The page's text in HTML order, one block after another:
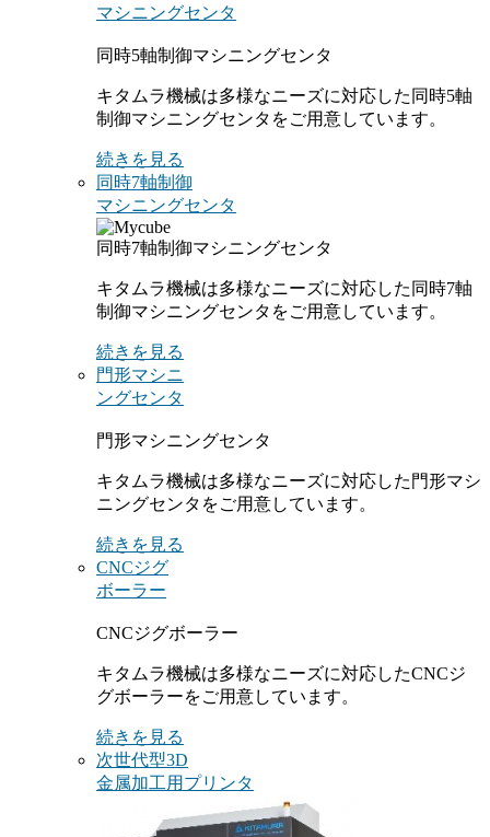
マシニングセンタ
同時5軸制御マシニングセンタ
キタムラ機械は多様なニーズに対応した同時5軸
制御マシニングセンタをご用意しています。
続きを見る
同時7軸制御
マシニングセンタ
同時7軸制御マシニングセンタ
キタムラ機械は多様なニーズに対応した同時7軸
制御マシニングセンタをご用意しています。
続きを見る
門形マシニ
ングセンタ
門形マシニングセンタ
キタムラ機械は多様なニーズに対応した門形マシ
ニングセンタをご用意しています。
続きを見る
CNCジグ
ボーラー
CNCジグボーラー
キタムラ機械は多様なニーズに対応したCNCジ
グボーラーをご用意しています。
続きを見る
次世代型3D
金属加工用プリンタ